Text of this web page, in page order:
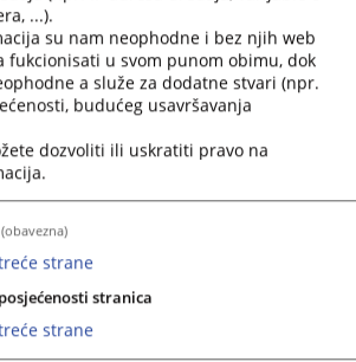
the
question
mark
key
get
the
keyboard
shortcuts
for
dates.
sudu u Kotor Varošu za
sudu u Kotor Varošu za
Osnovnom sudu u Kotor Varošu za
...).
su nam neophodne i bez njih web
fukcionisati u svom punom obimu, dok
a služe za dodatne stvari (npr.
budućeg usavršavanja
dozvoliti ili uskratiti pravo na
(obavezna)
strane
stranica
strane